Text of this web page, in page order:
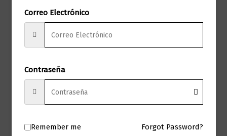
Marca
Editorial Penguin
Autor
Valerio Massimo
Correo Electrónico
Contraseña
Remember me Forgot Password?